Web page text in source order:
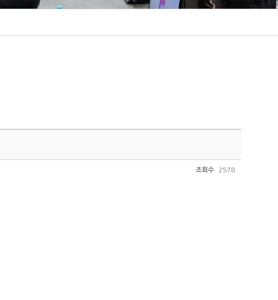
조회수 2578